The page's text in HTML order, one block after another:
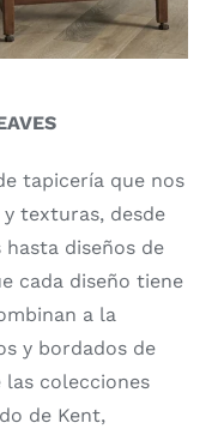
tapicería que nos
texturas, desde
diseños de
cada diseño tiene
a la
y bordados de
las colecciones
de Kent,